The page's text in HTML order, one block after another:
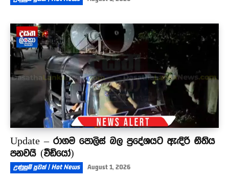
Update – රාගම පොලිස් බල ප්‍රදේශයට ඇඳිරි නීතිය
පනවයි (වීඩියෝ)
උණුසුම් පුවත් | Hot News August 1, 2026